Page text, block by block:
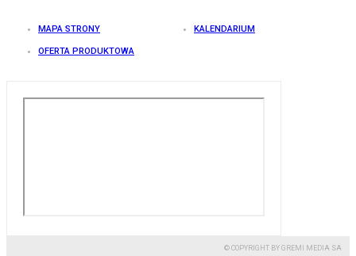
MAPA STRONY KALENDARIUM
OFERTA PRODUKTOWA
© COPYRIGHT BY GREMI MEDIA SA